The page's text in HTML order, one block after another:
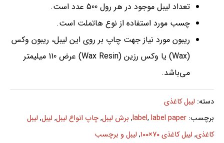
تعداد لیبل موجود در هر رول 500 عدد است.
چسب مورد استفاده از نوع هاتملت است.
ریبون مورد نیاز جهت چاپ بر روی این لیبل، ریبون وکس
(Wax) یا وکس رزین (Wax Resin) عرض 110 میلیمتر
می‌باشد.
دسته: لیبل کاغذی
برچسب:
label, label paper
, برش لیبل,چاپ انواع لیبل, لیبل, لیبل
کاغذی, لیبل کاغذی 70×100 , لیبل و برچسب